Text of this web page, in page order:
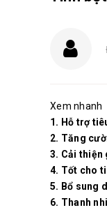
Xem nhanh
1. Hỗ trợ
2. Tăng
3. Cải thiện
4. Tốt cho
5. Bổ sung
6. Thanh